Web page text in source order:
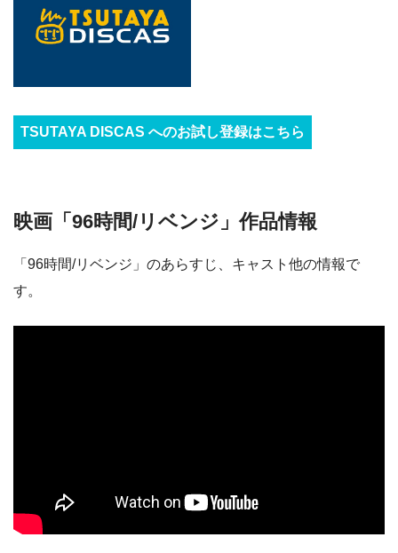
TSUTAYA DISCAS へのお試し登録はこちら
映画「96時間/リベンジ」作品情報
「96時間/リベンジ」のあらすじ、キャスト他の情報で
す。